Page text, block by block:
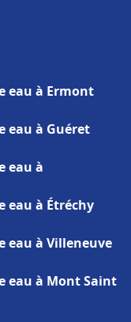
eau à Ermont
eau à Guéret
eau à
eau à Étréchy
eau à Villeneuve
eau à Mont Saint